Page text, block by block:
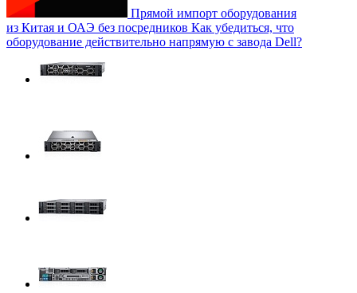
Прямой импорт оборудования
из Китая и ОАЭ без посредников Как убедиться, что
оборудование действительно напрямую с завода Dell?